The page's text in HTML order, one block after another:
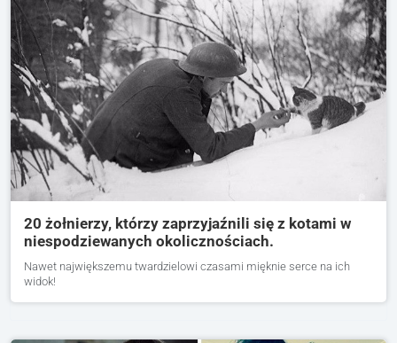
20 żołnierzy, którzy zaprzyjaźnili się z kotami w
niespodziewanych okolicznościach.
Nawet największemu twardzielowi czasami mięknie serce na ich
widok!